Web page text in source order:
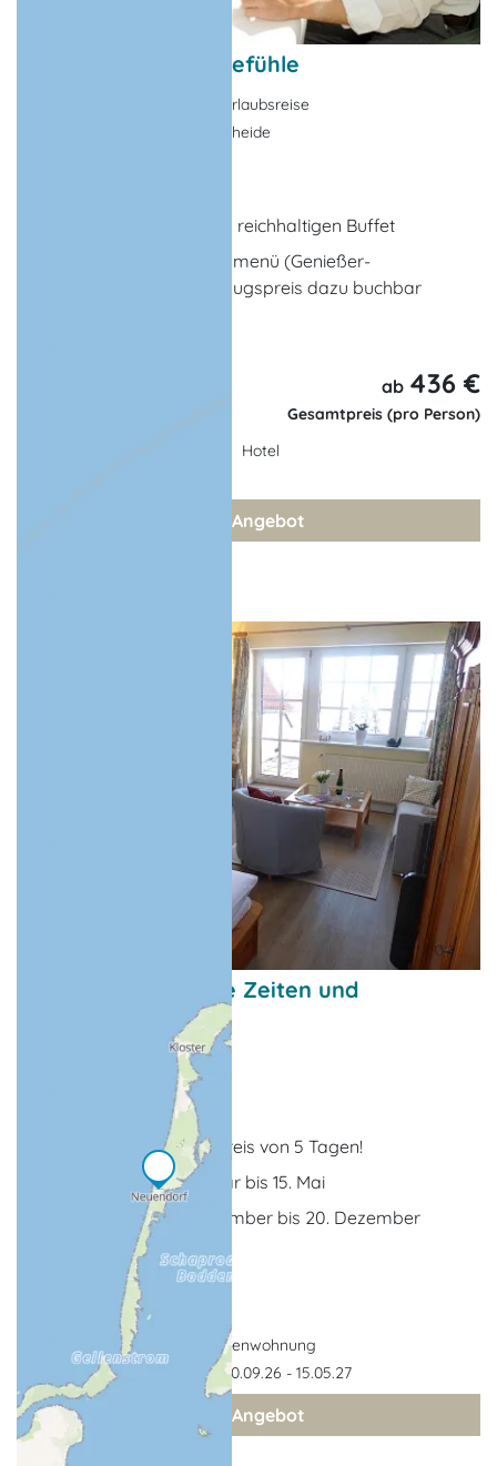
7 Nächte Frühlingsgefühle
Nebensaison-Angebote, Urlaubsreise
Warnemünde-Markgrafenheide
inklusive Frühstück vom reichhaltigen Buffet
Abendessen als 3-Gangmenü (Genießer-
Halbpension) zum Vorzugspreis dazu buchbar
ab 436 €
Gesamtpreis (pro Person)
Hotel
zum Angebot
Angebote für ruhige Zeiten und
Nebensaison-Angebote
7 x Tage buchen zum Preis von 5 Tagen!
buchbar vom 05. Januar bis 15. Mai
buchbar vom 20. September bis 20. Dezember
Ferienwohnung
Gültigkeit: 20.09.26 - 15.05.27
zum Angebot